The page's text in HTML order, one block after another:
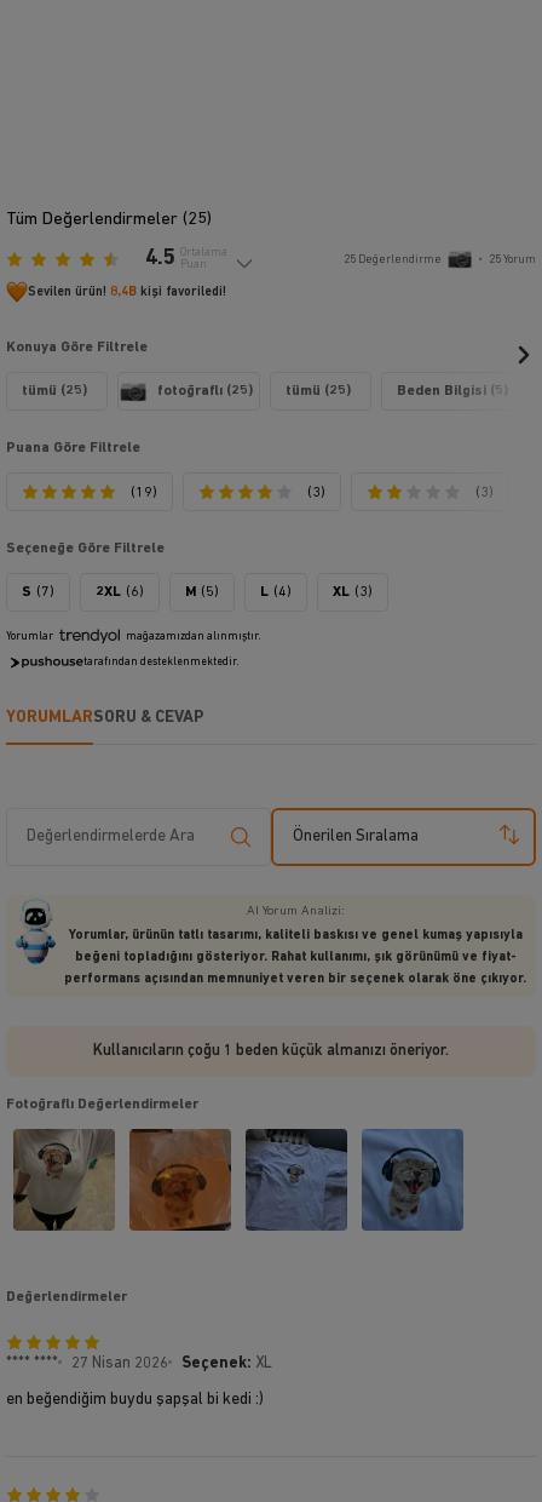
Tüm Değerlendirmeler (25)
4.5 Ortalama
Puan
25 Değerlendirme • 25Yorum
Sevilen ürün! 8,4B kişi favoriledi!
Konuya Göre Filtrele
tümü (25) fotoğraflı (25) tümü (25) Beden Bilgisi (5)
Puana Göre Filtrele
(19) (3) (3)
Seçeneğe Göre Filtrele
S (7) 2XL (6) M (5) L (4) XL (3)
Yorumlar mağazamızdan alınmıştır.
tarafından desteklenmektedir.
YORUMLARSORU & CEVAP
Önerilen Sıralama
AI Yorum Analizi:
Yorumlar, ürünün tatlı tasarımı, kaliteli baskısı ve genel kumaş yapısıyla
beğeni topladığını gösteriyor. Rahat kullanımı, şık görünümü ve fiyat-
performans açısından memnuniyet veren bir seçenek olarak öne çıkıyor.
Kullanıcıların çoğu 1 beden küçük almanızı öneriyor.
Fotoğraflı Değerlendirmeler
Değerlendirmeler
**** **** 27 Nisan 2026 Seçenek: XL
en beğendiğim buydu şapşal bi kedi :)